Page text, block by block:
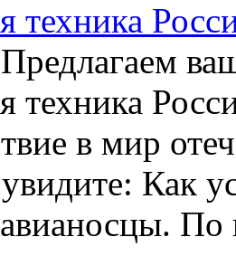
техника
техника
в мир
Как